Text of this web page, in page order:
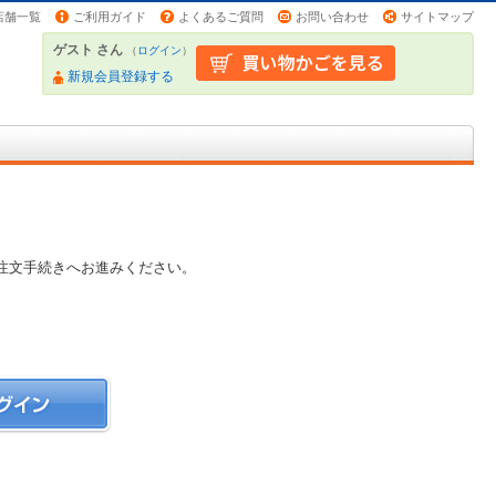
舗一覧 ご利用ガイド よくあるご質問 お問い合わせ サイトマップ
ゲスト さん （ログイン）
新規会員登録する
手続きへお進みください。